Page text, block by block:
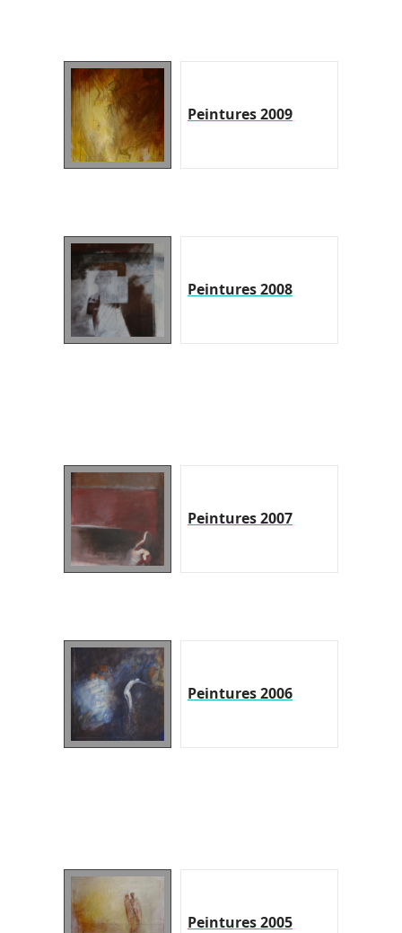
Peintures 2009
Peintures 2008
Peintures 2007
Peintures 2006
Peintures 2005